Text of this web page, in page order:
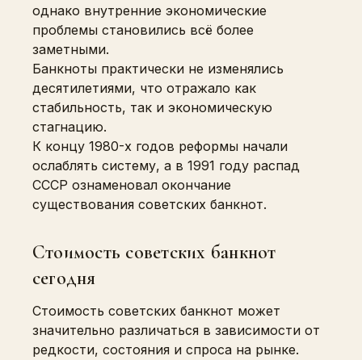
однако внутренние экономические
проблемы становились всё более
заметными.
Банкноты практически не изменялись
десятилетиями, что отражало как
стабильность, так и экономическую
стагнацию.
К концу 1980-х годов реформы начали
ослаблять систему, а в 1991 году распад
СССР ознаменовал окончание
существования советских банкнот.
Стоимость советских банкнот
сегодня
Стоимость советских банкнот может
значительно различаться в зависимости от
редкости, состояния и спроса на рынке.